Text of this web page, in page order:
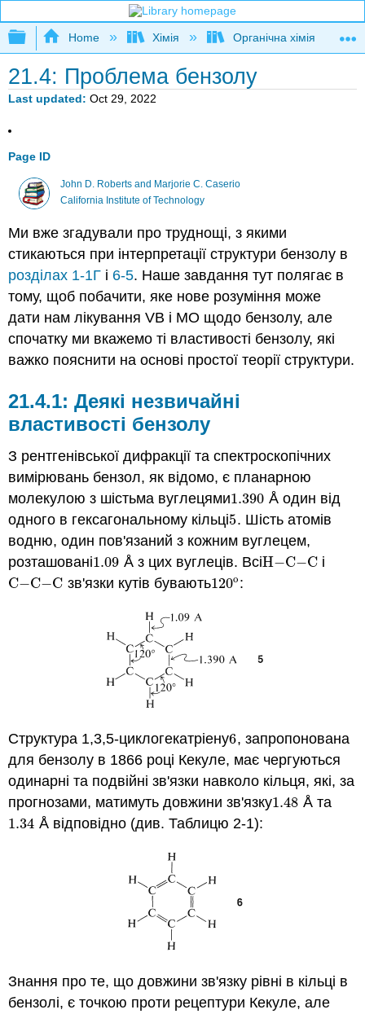
Expand/collapse global hierarchy
Home Хімія Органічна хімія
21.4: Проблема бензолу
Last updated Oct 29, 2022
Page ID
John D. Roberts and Marjorie C. Caserio
California Institute of Technology
Ми вже згадували про труднощі, з якими
стикаються при інтерпретації структури бензолу в
розділах 1-1Г і 6-5. Наше завдання тут полягає в
тому, щоб побачити, яке нове розуміння може
дати нам лікування VB і MO щодо бензолу, але
спочатку ми вкажемо ті властивості бензолу, які
важко пояснити на основі простої теорії структури.
Деякі незвичайні
властивості бензолу
З рентгенівської дифракції та спектроскопічних
вимірювань бензол, як відомо, є планарною
молекулою з шістьма вуглецями1.390
1.390 Å один від
одного в гексагональному кільці5
5. Шість атомів
водню, один пов'язаний з кожним вуглецем,
розташовані1.09
1.09 Å з цих вуглеців. ВсіH−C−C
H−C−C і
C−C−C
C−C−C зв'язки кутів бувають120o
120o:
Структура 1,3,5-циклогекатріену6
6, запропонована
для бензолу в 1866 році Кекуле, має чергуються
одинарні та подвійні зв'язки навколо кільця, які, за
прогнозами, матимуть довжини зв'язку1.48
1.48 Å та
1.34
1.34 Å відповідно (див. Таблицю 2-1):
Знання про те, що довжини зв'язку рівні в кільці в
бензолі, є точкою проти рецептури Кекуле, але